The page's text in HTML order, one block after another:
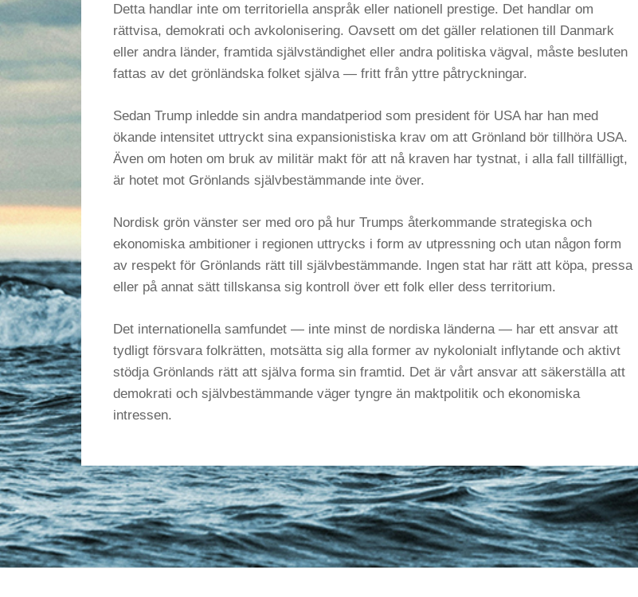
Detta handlar inte om territoriella anspråk eller nationell prestige. Det handlar om
rättvisa, demokrati och avkolonisering. Oavsett om det gäller relationen till Danmark
eller andra länder, framtida självständighet eller andra politiska vägval, måste besluten
fattas av det grönländska folket själva — fritt från yttre påtryckningar.
Sedan Trump inledde sin andra mandatperiod som president för USA har han med
ökande intensitet uttryckt sina expansionistiska krav om att Grönland bör tillhöra USA.
Även om hoten om bruk av militär makt för att nå kraven har tystnat, i alla fall tillfälligt,
är hotet mot Grönlands självbestämmande inte över.
Nordisk grön vänster ser med oro på hur Trumps återkommande strategiska och
ekonomiska ambitioner i regionen uttrycks i form av utpressning och utan någon form
av respekt för Grönlands rätt till självbestämmande. Ingen stat har rätt att köpa, pressa
eller på annat sätt tillskansa sig kontroll över ett folk eller dess territorium.
Det internationella samfundet — inte minst de nordiska länderna — har ett ansvar att
tydligt försvara folkrätten, motsätta sig alla former av nykolonialt inflytande och aktivt
stödja Grönlands rätt att själva forma sin framtid. Det är vårt ansvar att säkerställa att
demokrati och självbestämmande väger tyngre än maktpolitik och ekonomiska
intressen.